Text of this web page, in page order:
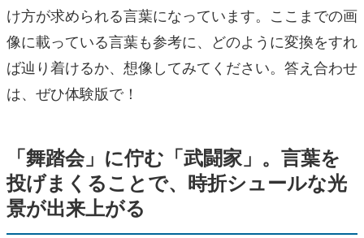
け方が求められる言葉になっています。ここまでの画
像に載っている言葉も参考に、どのように変換をすれ
ば辿り着けるか、想像してみてください。答え合わせ
は、ぜひ体験版で！
「舞踏会」に佇む「武闘家」。言葉を
投げまくることで、時折シュールな光
景が出来上がる